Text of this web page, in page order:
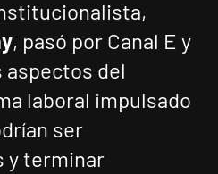
, pasó por Canal E y
aspectos del
laboral impulsado
ser
y terminar